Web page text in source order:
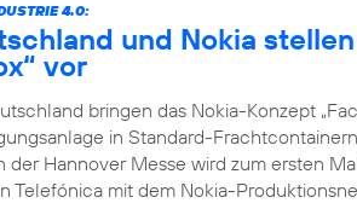
4.0:
und Nokia
vor
bringen das Nokia-Konzept
in Standard-
der Hannover Messe wird zum ersten
Telefónica mit dem Nokia-